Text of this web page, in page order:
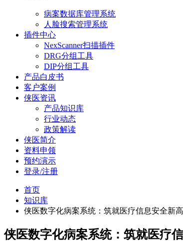
病案数据库管理系统
人脸搜索管理系统
插件中心
NexScanner扫描插件
DRG分组工具
DIP分组工具
产品白皮书
客户案例
侠医资讯
产品知识库
行业动态
政策解读
侠医简介
资料申领
预约演示
登录/注册
首页
知识库
侠医数字化病案系统：筑就医疗信息安全新
侠医数字化病案系统：筑就医疗